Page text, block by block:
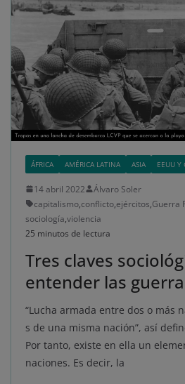
ÁFRICA AMÉRICA LATINA ASIA EEUU Y
14 abril 2022
Álvaro Soler
capitalismo,conflicto,ejércitos,Guerra
sociología,violencia
25 minutos de lectura
Tres claves
entender las
“Lucha armada entre dos o más
s de una misma nación”, así
Por tanto, existe en ella un
naciones. Es decir, la